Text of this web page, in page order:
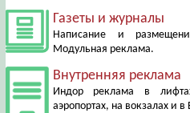
Газеты и журналы
Написание и
Модульная реклама.
Внутренняя реклама
Индор реклама в
аэропортах, на вокзалах и в